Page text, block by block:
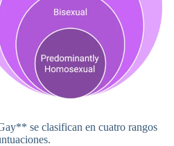
se clasifican en cuatro rangos